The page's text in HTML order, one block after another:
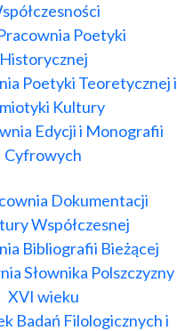
Poetyki
Historycznej
Poetyki Teoretycznej i
Kultury
Edycji i Monografii
Cyfrowych
Dokumentacji
Współczesnej
Bibliografii Bieżącej
Słownika Polszczyzny
XVI wieku
Badań Filologicznych i